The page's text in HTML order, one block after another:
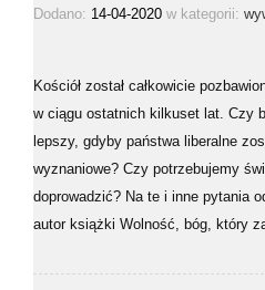
Dodano: 14-04-2020w kategorii:
Kościół został całkowicie
w ciągu ostatnich kilkuset lat. Czy
lepszy, gdyby państwa liberalne
wyznaniowe? Czy potrzebujemy
doprowadzić? Na te i inne pytania
autor książki Wolność, bóg, który